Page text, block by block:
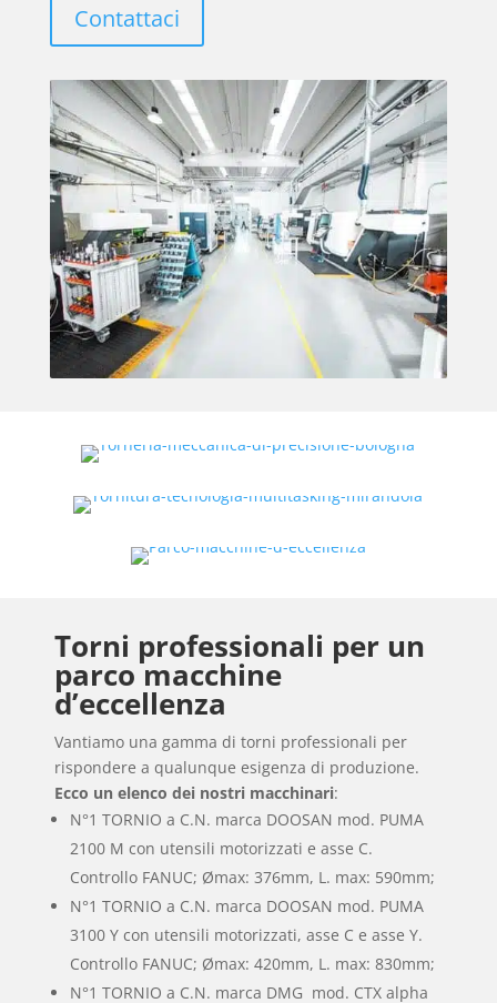
Contattaci
Torni professionali per un
parco macchine
d’eccellenza
Vantiamo una gamma di torni professionali per
rispondere a qualunque esigenza di produzione.
Ecco un elenco dei nostri macchinari:
N°1 TORNIO a C.N. marca DOOSAN mod. PUMA
2100 M con utensili motorizzati e asse C.
Controllo FANUC; Ømax: 376mm, L. max: 590mm;
N°1 TORNIO a C.N. marca DOOSAN mod. PUMA
3100 Y con utensili motorizzati, asse C e asse Y.
Controllo FANUC; Ømax: 420mm, L. max: 830mm;
N°1 TORNIO a C.N. marca DMG mod. CTX alpha